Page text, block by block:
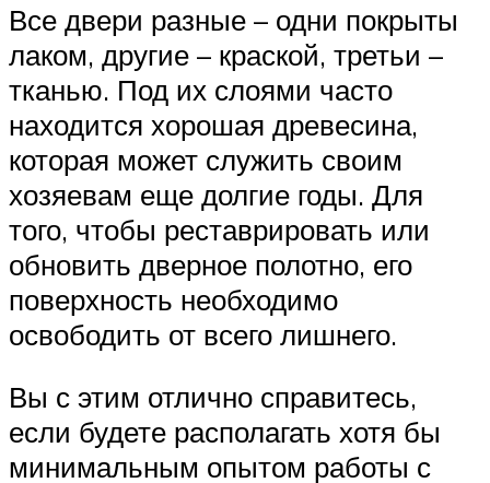
Все двери разные – одни покрыты
лаком, другие – краской, третьи –
тканью. Под их слоями часто
находится хорошая древесина,
которая может служить своим
хозяевам еще долгие годы. Для
того, чтобы реставрировать или
обновить дверное полотно, его
поверхность необходимо
освободить от всего лишнего.
Вы с этим отлично справитесь,
если будете располагать хотя бы
минимальным опытом работы с